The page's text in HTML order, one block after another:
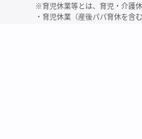
※育児休業等とは、育児・介護
・育児休業（産後パパ育休を含む